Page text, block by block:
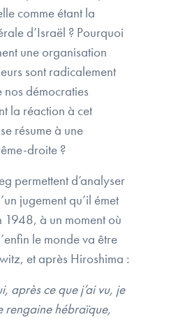
comme étant la
d’Israël ? Pourquoi
une organisation
sont radicalement
démocraties
la réaction à cet
résume à une
droite ?
permettent d’analyser
jugement qu’il émet
à un moment où
le monde va être
et après Hiroshima :
après ce que j’ai vu, je
rengaine hébraïque,